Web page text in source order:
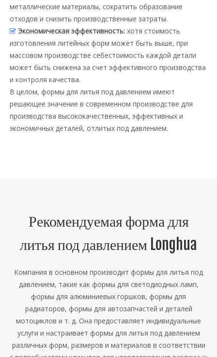
металлические материалы, сократить образование
отходов и снизить производственные затраты.
 Экономическая эффективность: хотя стоимость
изготовления литейных форм может быть выше, при
массовом производстве себестоимость каждой детали
может быть снижена за счет эффективного производства
и контроля качества.
В целом, формы для литья под давлением имеют
решающее значение в современном производстве для
производства высококачественных, эффективных и
экономичных деталей, отлитых под давлением.
Рекомендуемая форма для
литья под давлением Longhua
Компания в основном производит формы для литья под
давлением, такие как формы для светодиодных ламп,
формы для алюминиевых горшков, формы для
радиаторов, формы для автозапчастей и деталей
мотоциклов и т. д. Она предоставляет индивидуальные
услуги и настраивает формы для литья под давлением
различных форм, размеров и материалов в соответствии